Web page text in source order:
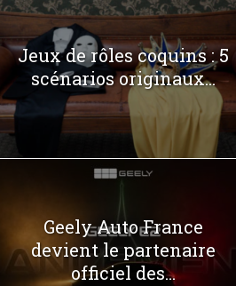
Jeux de rôles coquins : 5
scénarios originaux...
Geely Auto France
devient le partenaire
officiel des...